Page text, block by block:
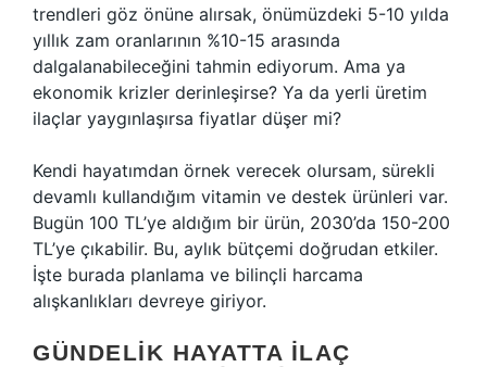
trendleri göz önüne alırsak, önümüzdeki 5-10 yılda
yıllık zam oranlarının %10-15 arasında
dalgalanabileceğini tahmin ediyorum. Ama ya
ekonomik krizler derinleşirse? Ya da yerli üretim
ilaçlar yaygınlaşırsa fiyatlar düşer mi?
Kendi hayatımdan örnek verecek olursam, sürekli
devamlı kullandığım vitamin ve destek ürünleri var.
Bugün 100 TL’ye aldığım bir ürün, 2030’da 150-200
TL’ye çıkabilir. Bu, aylık bütçemi doğrudan etkiler.
İşte burada planlama ve bilinçli harcama
alışkanlıkları devreye giriyor.
GÜNDELIK HAYATTA İLAÇ